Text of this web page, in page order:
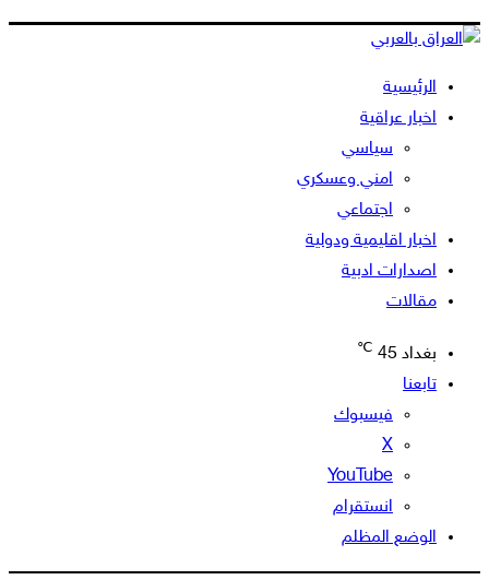
الرئيسية
اخبار عراقية
سياسي
امني وعسكري
اجتماعي
اخبار اقليمية ودولية
اصدارات ادبية
مقالات
بغداد 45
℃
تابعنا
فيسبوك
‫X
‫YouTube
انستقرام
الوضع المظلم